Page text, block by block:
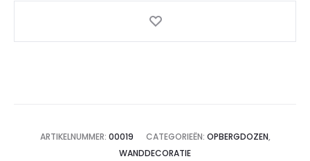
ARTIKELNUMMER: 00019 CATEGORIEËN: OPBERGDOZEN,
WANDDECORATIE